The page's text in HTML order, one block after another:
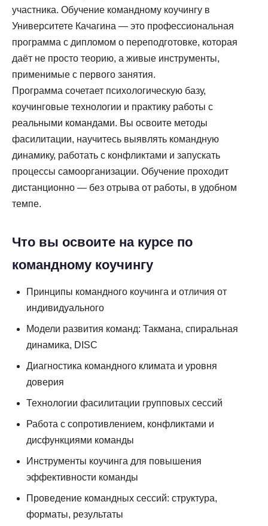
участника. Обучение командному коучингу в
Университете Качагина — это профессиональная
программа с дипломом о переподготовке, которая
даёт не просто теорию, а живые инструменты,
применимые с первого занятия.
Программа сочетает психологическую базу,
коучинговые технологии и практику работы с
реальными командами. Вы освоите методы
фасилитации, научитесь выявлять командную
динамику, работать с конфликтами и запускать
процессы самоорганизации. Обучение проходит
дистанционно — без отрыва от работы, в удобном
темпе.
Что вы освоите на курсе по
командному коучингу
Принципы командного коучинга и отличия от
индивидуального
Модели развития команд: Такмана, спиральная
динамика, DISC
Диагностика командного климата и уровня
доверия
Технологии фасилитации групповых сессий
Работа с сопротивлением, конфликтами и
дисфункциями команды
Инструменты коучинга для повышения
эффективности команды
Проведение командных сессий: структура,
форматы, результаты